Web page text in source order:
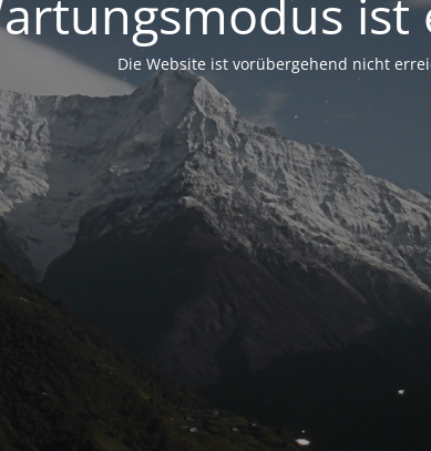
ist
Die Website ist vorübergehend nicht